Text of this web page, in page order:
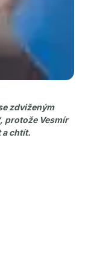
zdviženým
protože Vesmír
a chtít.